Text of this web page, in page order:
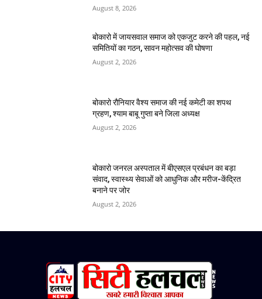
August 8, 2026
बोकारो में जायसवाल समाज को एकजुट करने की पहल, नई
समितियों का गठन, सावन महोत्सव की घोषणा
August 2, 2026
बोकारो रौनियार वैश्य समाज की नई कमेटी का शपथ
ग्रहण, श्याम बाबू गुप्ता बने जिला अध्यक्ष
August 2, 2026
बोकारो जनरल अस्पताल में बीएसएल प्रबंधन का बड़ा
संवाद, स्वास्थ्य सेवाओं को आधुनिक और मरीज-केंद्रित
बनाने पर जोर
August 2, 2026